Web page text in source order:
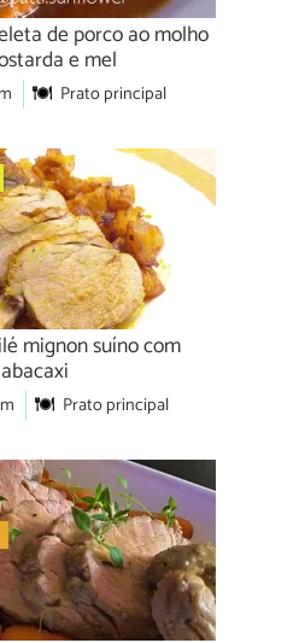
de porco ao molho
e mel
Prato principal
mignon suíno com
abacaxi
Prato principal